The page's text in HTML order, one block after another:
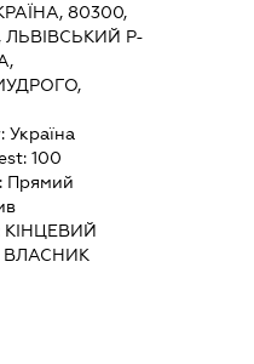
80300,
ЛЬВІВСЬКИЙ Р-
Україна
100
Прямий
КІНЦЕВИЙ
ВЛАСНИК